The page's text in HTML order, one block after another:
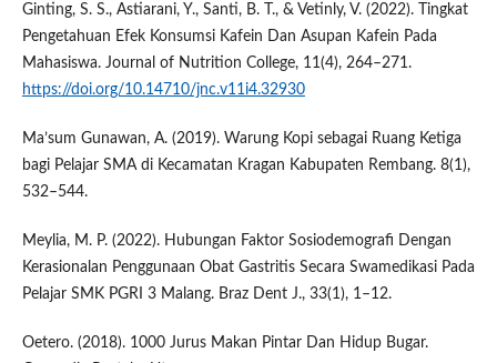
Ginting, S. S., Astiarani, Y., Santi, B. T., & Vetinly, V. (2022). Tingkat
Pengetahuan Efek Konsumsi Kafein Dan Asupan Kafein Pada
Mahasiswa. Journal of Nutrition College, 11(4), 264–271.
https://doi.org/10.14710/jnc.v11i4.32930
Ma’sum Gunawan, A. (2019). Warung Kopi sebagai Ruang Ketiga
bagi Pelajar SMA di Kecamatan Kragan Kabupaten Rembang. 8(1),
532–544.
Meylia, M. P. (2022). Hubungan Faktor Sosiodemografi Dengan
Kerasionalan Penggunaan Obat Gastritis Secara Swamedikasi Pada
Pelajar SMK PGRI 3 Malang. Braz Dent J., 33(1), 1–12.
Oetero. (2018). 1000 Jurus Makan Pintar Dan Hidup Bugar.